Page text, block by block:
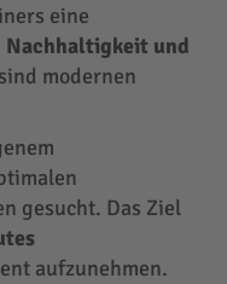
eine
Nachhaltigkeit und
sind modernen
gesucht. Das Ziel
aufzunehmen.